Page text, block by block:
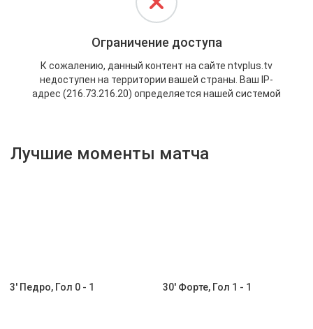
Лучшие моменты матча
3' Педро, Гол 0 - 1 30' Форте, Гол 1 - 1